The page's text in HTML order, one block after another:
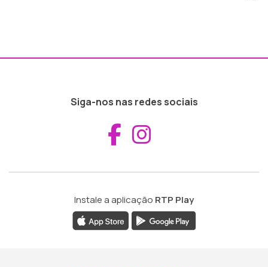
Siga-nos nas redes sociais
Aceder ao
Instale a aplicação RTP Play